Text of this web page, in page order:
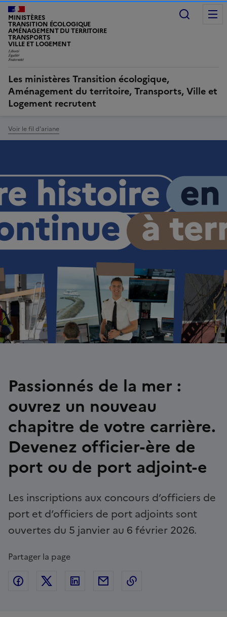
MINISTÈRES
TRANSITION ÉCOLOGIQUE
AMÉNAGEMENT DU TERRITOIRE
TRANSPORTS
VILLE ET LOGEMENT
Les ministères Transition écologique,
Aménagement du territoire, Transports, Ville et
Logement recrutent
Voir le fil d'ariane
une
Passionnés de la mer :
ouvrez un nouveau
chapitre de votre carrière.
Devenez officier-ère de
port ou de port adjoint-e
Les inscriptions aux concours d’officiers de
port et d’officiers de port adjoints sont
ouvertes du 5 janvier au 6 février 2026.
Partager la page
Partager sur Facebook
Partager sur Twitter
Partager sur Linkedin
Partager par Email